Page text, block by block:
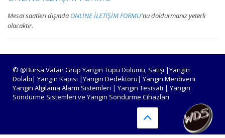
projelendirme, montaj ve
Bursa Yangın Algılama ve İhbar
Alarm Sistemleri
Bursa adresli ve konvansiyonel
yangın alarm sistemleri
Mesai saatleri dışında ONLİNE İLETİŞİM FORMU'nu doldurmanız yeterli
olacaktır.
© @Bursa Vatan Grup Yangın Tüpü Dolumu, Satışı |Yangın
Dolabı| Yangın Kapısı |Yangın Dedektörü| Yangın Merdiveni
Yangın Algılama Alarm Sistemleri | Yangın Tesisatı | Yangın
Söndürme Sistemleri ve Yangın Söndürme Cihazları